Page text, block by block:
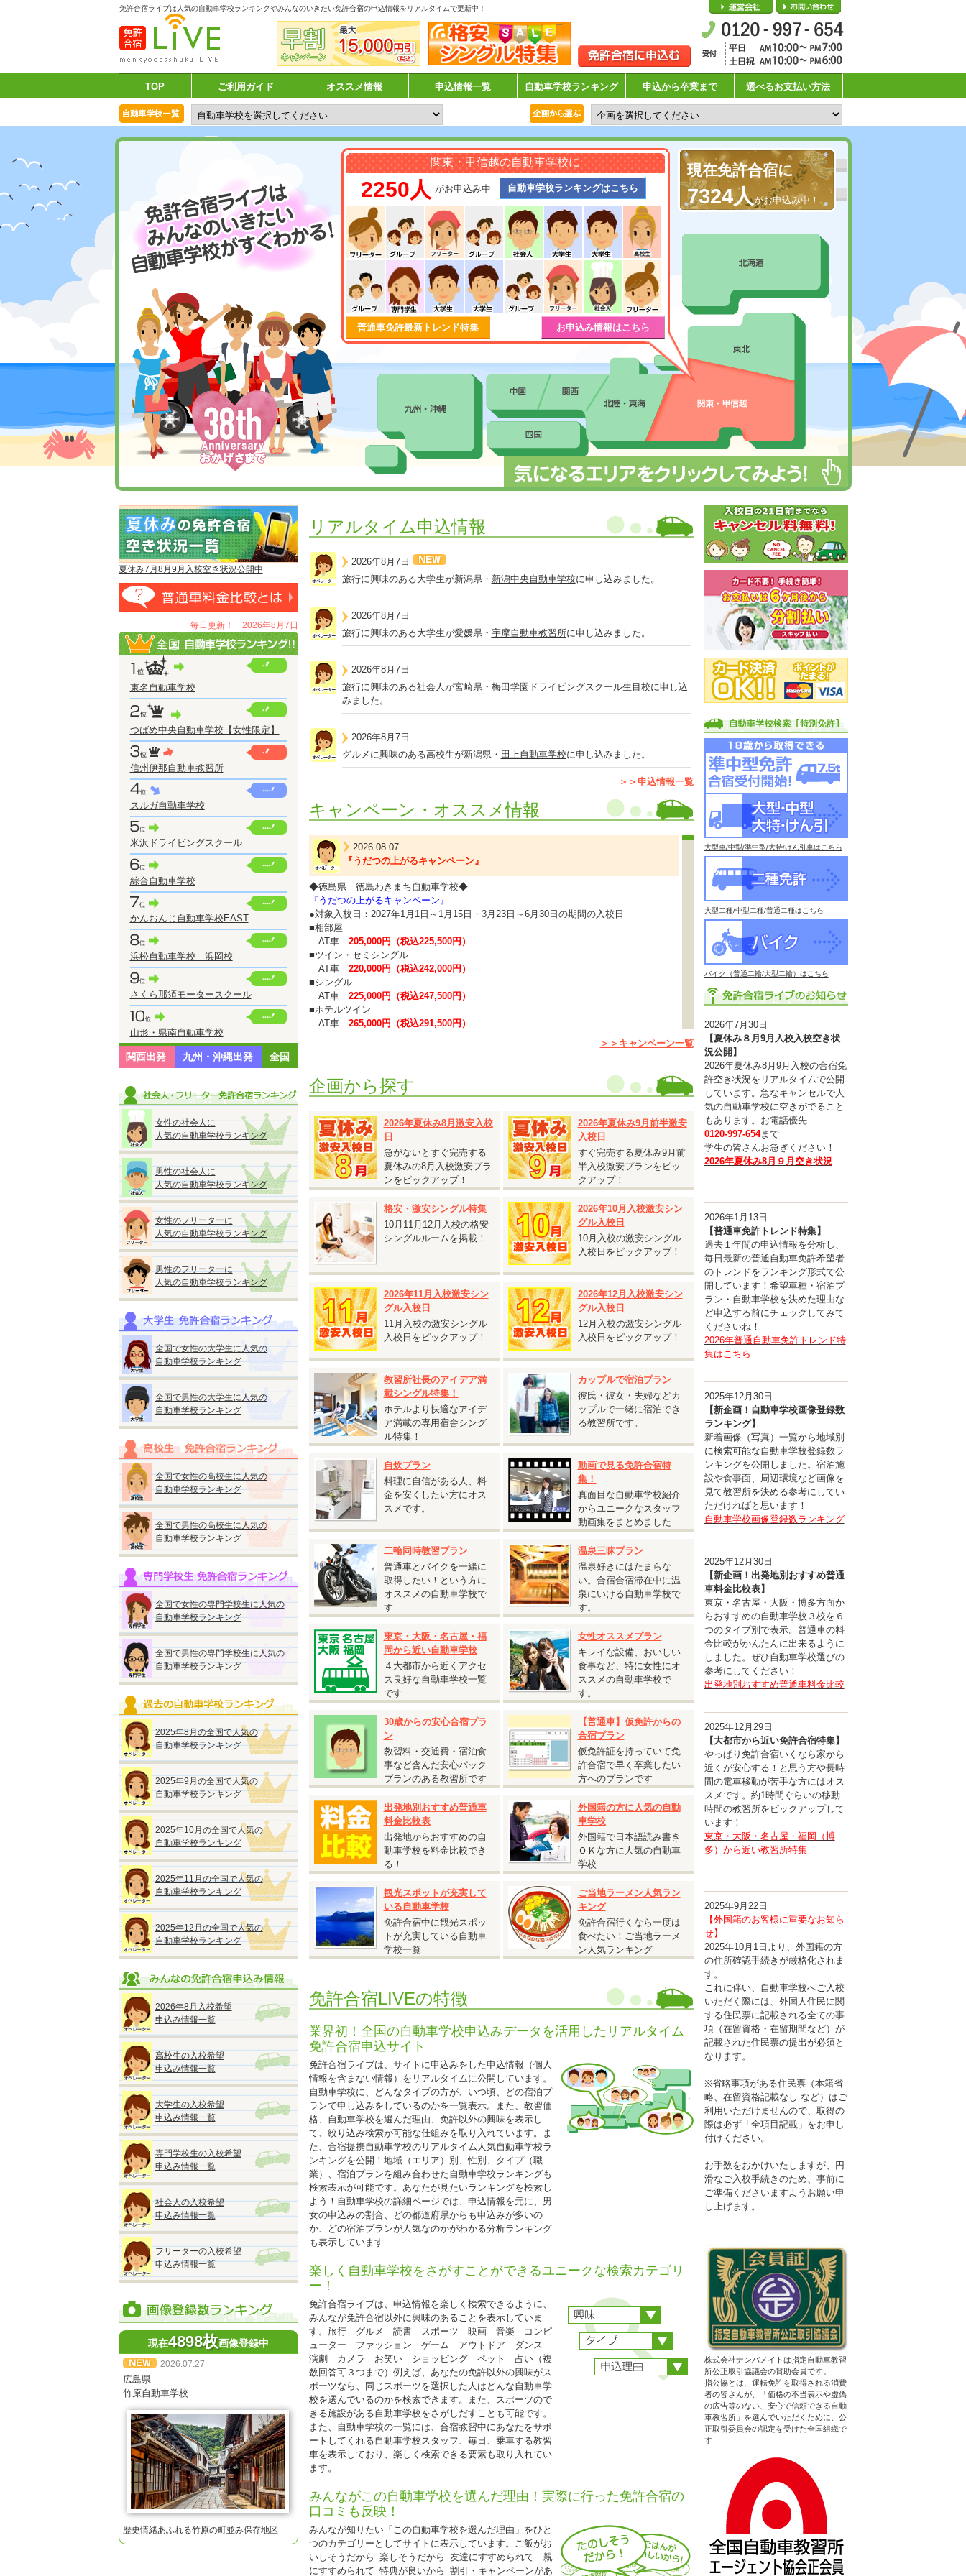
免許合宿ライブは人気の自動車学校ランキングやみんなのいきたい免許合宿の申込情報をリアルタイムで更新中！ 会社概要
TOP ご利用ガイド オススメ情報 申込情報一覧 自動車学校ランキング 申込から卒業まで 選べるお支払い方法
関東・甲信越の自動車学校に
2250人 がお申込み中 自動車学校ランキングはこちら
普通車免許最新トレンド特集 お申込み情報はこちら
現在免許合宿に
7324人がお申込み中！
夏休み7月8月9月入校空き状況公開中
毎日更新！ 2026年8月7日
東名自動車学校
つばめ中央自動車学校【女性限定】
信州伊那自動車教習所
スルガ自動車学校
米沢ドライビングスクール
綜合自動車学校
かんおんじ自動車学校EAST
浜松自動車学校 浜岡校
さくら那須モータースクール
山形・県南自動車学校
関西出発 九州・沖縄出発 全国
女性の社会人に
人気の自動車学校ランキング
男性の社会人に
人気の自動車学校ランキング
女性のフリーターに
人気の自動車学校ランキング
男性のフリーターに
人気の自動車学校ランキング
全国で女性の大学生に人気の
自動車学校ランキング
全国で男性の大学生に人気の
自動車学校ランキング
全国で女性の高校生に人気の
自動車学校ランキング
全国で男性の高校生に人気の
自動車学校ランキング
全国で女性の専門学校生に人気の
自動車学校ランキング
全国で男性の専門学校生に人気の
自動車学校ランキング
2025年8月の全国で人気の
自動車学校ランキング
2025年9月の全国で人気の
自動車学校ランキング
2025年10月の全国で人気の
自動車学校ランキング
2025年11月の全国で人気の
自動車学校ランキング
2025年12月の全国で人気の
自動車学校ランキング
2026年8月入校希望
申込み情報一覧
高校生の入校希望
申込み情報一覧
大学生の入校希望
申込み情報一覧
専門学校生の入校希望
申込み情報一覧
社会人の入校希望
申込み情報一覧
フリーターの入校希望
申込み情報一覧
現在4898枚画像登録中
2026.07.27
広島県
竹原自動車学校
歴史情緒あふれる竹原の町並み保存地区
リアルタイム申込情報
2026年8月7日
旅行に興味のある大学生が新潟県・ 新潟中央自動車学校に申し込みました。
2026年8月7日
旅行に興味のある大学生が愛媛県・ 宇摩自動車教習所に申し込みました。
2026年8月7日
旅行に興味のある社会人が宮崎県・ 梅田学園ドライビングスクール生目校に申し込
みました。
2026年8月7日
グルメに興味のある高校生が新潟県・ 田上自動車学校に申し込みました。
＞＞申込情報一覧
キャンペーン・オススメ情報
2026.08.07
『うだつの上がるキャンペーン』
◆徳島県 徳島わきまち自動車学校◆
『うだつの上がるキャンペーン』
●対象入校日：2027年1月1日～1月15日・3月23日～6月30日の期間の入校日
■相部屋
AT車 205,000円（税込225,500円）
■ツイン・セミシングル
AT車 220,000円（税込242,000円）
■シングル
AT車 225,000円（税込247,500円）
■ホテルツイン
AT車265,000円（税込291,500円）
※普通二輪免許を所持されている方は、上記料金より税込5,500円引きとなります。
※グル割との併用可能です。
2026.08.06
『女性限定！個室無料キャンペーン！』
◆静岡県 掛川自動車学校◆
『女性限定！個室無料キャンペーン！』
●対象入校日：2026年10月13日～11月14日
■シングル・ツイン
AT車240,000円（税込264,000円）
MT車280,000円（税込308,000円）
※女性限定のキャンペーンです。
※相部屋料金でシングルまたはツインをご利用いただけます。
※グル割との併用が可能です。
※保証内容・往復交通費支給額は通常プランと同じです。
◆仮免許申請交付料金は別途必要です。
2026.08.03
『鳥取砂丘へ行くチャンス！人気の鳥取県 校内寮限定キャンペーン』
◆鳥取県 東雲学園イナバ自動車学校◆
『鳥取砂丘へ行くチャンス！人気の鳥取県 校内寮限定キャンペーン』
●対象入校日：9月21日～10月31日のすべての入校日
■校内寮ツイン
AT車 税込233,200円 ⇒税込225,500円
■校内寮シングル・シングルユース
AT車 税込238,700円 ⇒
ス）。あらかじめご了承ください。
MT車をご希望の方は税込55,000円アップ
普通二輪免許を所持されている方は税込11,000円引
※保証内容・往復交通費支給額は通常プランと同様です。
※2人部屋または4人部屋の貸切利用となる場合がございます。あらかじめご了承くださ
い。
『期間限定割引 普通AT車 5,000円割引キャンペーン』
◆広島県 竹原自動車学校◆
『期間限定割引 普通AT車 5,000円割引キャンペーン』
●受付開始日：2026年7月27日から
入校日：9月13日～10月31日の期間の入校日は 税込5,000円割引！
【女性の方必見！女性割と併用で最大割引あり】
●入校日：9月13日～9月19日の期間の入校は
最大税込10,000円割引！
●入校日：9月20日～10月31日の期間の入校は
最大税込15,000円割引！
『自炊シングルおすすめ入校日』
◆静岡県 静岡菊川自動車学校◆
『自炊シングルおすすめ入校日』
●入校日：9月22日～12月14日の期間内の入校日
■自炊シングル
※自動二輪免許所持も同料金となります。
◆仮免許申請交付料金は別途必要です。
2026.05.08
『25歳以下限定 校内宿舎入校日限定キャンペーン！』
◆香川県 かがわ自動車学校◆
『25歳以下限定 校内宿舎入校日限定キャンペーン！』
●入校日
AT車：6月10日・17日、7月8日、10月7日・14日、11月11日・18日
MT車：6月8日・15日、7月6日、10月5日・12日、11月9日・16日
■ツイン（バス・トイレ付）
AT車220,000円（税込242,000円）
MT車247,000円（税込271,700円）
■シングル（バス・トイレ付）
AT車220,000
円（税込242,000円）
MT車247,000円（税込271,700円）
※保証内容は通常プランと同じです。
※グループ割引との併用はできません。
※25歳以下の方限定となります。
※普通二輪免許を所持されている方は税込22,000円引
2026.04.21
『人気のドライビングスクール那珂 入校日限定特割』
◆茨城県 ドライビングスクール那珂◆
『人気のドライビングスクール那珂 入校日限定特割』
25歳以下限定キャンペーン
●入校日：2026年4月10日～7月15日、9月20日～12月31日の期間中の入校日
■自炊シングル・自炊ツイン・自炊トリプル（女性は校内宿舎ソレイユ利用、男性はエリ
オント利用）
235,000円（税込258,500円）
MT車⇒285,000円（税込313,500円）
★25歳以下の学生の方は、上記料金から更に税込11,000円引き!(学生証の持参要)
※普通二輪免許所持の場合も同様の料金です。
※技能教習・技能検定・宿泊食事の保証内容は通常プランと同様です。
＞＞キャンペーン一覧
企画から探す
2026年夏休み8月激安入校
日
急がないとすぐ完売する
夏休みの8月入校激安プラ
ンをピックアップ！
2026年夏休み9月前半激安
入校日
すぐ完売する夏休み9月前
半入校激安プランをピッ
クアップ！
格安・激安シングル特集
10月11月12月入校の格安
シングルルームを掲載！
2026年10月入校激安シン
グル入校日
10月入校の激安シングル
入校日をピックアップ！
2026年11月入校激安シン
グル入校日
11月入校の激安シングル
入校日をピックアップ！
2026年12月入校激安シン
グル入校日
12月入校の激安シングル
入校日をピックアップ！
教習所社長のアイデア満
載シングル特集！
ホテルより快適なアイデ
ア満載の専用宿舎シング
ル特集！
カップルで宿泊プラン
彼氏・彼女・夫婦などカ
ップルで一緒に宿泊でき
る教習所です。
自炊プラン
料理に自信がある人、料
金を安くしたい方にオス
スメです。
動画で見る免許合宿特
集！
真面目な自動車学校紹介
からユニークなスタッフ
動画集をまとめました
二輪同時教習プラン
普通車とバイクを一緒に
取得したい！という方に
オススメの自動車学校で
す
温泉三昧プラン
温泉好きにはたまらな
い。合宿合宿滞在中に温
泉にいける自動車学校で
す。
東京・大阪・名古屋・福
岡から近い自動車学校
４大都市から近くアクセ
ス良好な自動車学校一覧
です
女性オススメプラン
キレイな設備、おいしい
食事など、特に女性にオ
ススメの自動車学校で
す。
30歳からの安心合宿プラ
ン
教習料・交通費・宿泊食
事など含んだ安心パック
プランのある教習所です
【普通車】仮免許からの
合宿プラン
仮免許証を持っていて免
許合宿で早く卒業したい
方へのプランです
出発地別おすすめ普通車
料金比較表
出発地からおすすめの自
動車学校を料金比較でき
る！
外国籍の方に人気の自動
車学校
外国籍で日本語読み書き
ＯＫな方に人気の自動車
学校
観光スポットが充実して
いる自動車学校
免許合宿中に観光スポッ
トが充実している自動車
学校一覧
ご当地ラーメン人気ラン
キング
免許合宿行くなら一度は
食べたい！ご当地ラーメ
ン人気ランキング
免許合宿LIVEの特徴
業界初！全国の自動車学校申込みデータを活用したリアルタイム
免許合宿申込サイト
免許合宿ライブは、サイトに申込みをした申込情報（個人
情報を含まない情報）をリアルタイムに公開しています。
自動車学校に、どんなタイプの方が、いつ頃、どの宿泊プ
ランで申し込みをしているのかを一覧表示。また、教習価
格、自動車学校を選んだ理由、免許以外の興味を表示し
て、絞り込み検索が可能な仕組みを取り入れています。ま
た、合宿提携自動車学校のリアルタイム人気自動車学校ラ
ンキングを公開！地域（エリア）別、性別、タイプ（職
業）、宿泊プランを組み合わせた自動車学校ランキングも
検索表示が可能です。あなたが見たいランキングを検索し
よう！自動車学校の詳細ページでは、申込情報を元に、男
女の申込みの割合、どの都道府県からも申込みが多いの
か、どの宿泊プランが人気なのかがわかる分析ランキング
も表示しています
楽しく自動車学校をさがすことができるユニークな検索カテゴリ
ー！
免許合宿ライブは、申込情報を楽しく検索できるように、
みんなが免許合宿以外に興味のあることを表示していま
す。旅行 グルメ 読書 スポーツ 映画 音楽 コンピ
ューター ファッション ゲーム アウトドア ダンス
演劇 カメラ お笑い ショッピング ペット 占い（複
数回答可３つまで）例えば、あなたの免許以外の興味がス
ポーツなら、同じスポーツを選択した人はどんな自動車学
校を選んでいるのかを検索できます。また、スポーツので
きる施設がある自動車学校をさがしだすことも可能です。
また、自動車学校の一覧には、合宿教習中にあなたをサポ
ートしてくれる自動車学校スタッフ、毎日、乗車する教習
車を表示しており、楽しく検索できる要素も取り入れてい
ます。
みんながこの自動車学校を選んだ理由！実際に行った免許合宿の
口コミも反映！
みんなが知りたい「この自動車学校を選んだ理由」をひと
つのカテゴリーとしてサイトに表示しています。ご飯がお
いしそうだから 楽しそうだから 友達にすすめられて 親
にすすめられて 特典が良いから 割引・キャンペーンがあ
大型車/中型/準中型/大特/けん引車はこちら
大型二種/中型二種/普通二種はこちら
バイク（普通二輪/大型二輪）はこちら
2026年7月30日
【夏休み８月9月入校入校空き状
況公開】
2026年夏休み8月9月入校の合宿免
許空き状況をリアルタイムで公開
しています。急なキャンセルで人
気の自動車学校に空きがでること
もあります。お電話優先
0120-997-654まで
学生の皆さんお急ぎください！
2026年夏休み8月９月空き状況
2026年1月13日
【普通車免許トレンド特集】
過去１年間の申込情報を分析し、
毎日最新の普通自動車免許希望者
のトレンドをランキング形式で公
開しています！希望車種・宿泊プ
ラン・自動車学校を決めた理由な
ど申込する前にチェックしてみて
くださいね！
2026年普通自動車免許トレンド特
集はこちら
2025年12月30日
【新企画！自動車学校画像登録数
ランキング】
新着画像（写真）一覧から地域別
に検索可能な自動車学校登録数ラ
ンキングを公開しました。宿泊施
設や食事面、周辺環境など画像を
見て教習所を決める参考にしてい
ただければと思います！
自動車学校画像登録数ランキング
2025年12月30日
【新企画！出発地別おすすめ普通
車料金比較表】
東京・名古屋・大阪・博多方面か
らおすすめの自動車学校３校を６
つのタイプ別で表示。普通車の料
金比較がかんたんに出来るように
しました。ぜひ自動車学校選びの
参考にしてください！
出発地別おすすめ普通車料金比較
2025年12月29日
【大都市から近い免許合宿特集】
やっぱり免許合宿いくなら家から
近くが安心する！と思う方や長時
間の電車移動が苦手な方にはオス
スメです。約1時間ぐらいの移動
時間の教習所をピックアップして
います！
東京・大阪・名古屋・福岡（博
多）から近い教習所特集
2025年9月22日
【外国籍のお客様に重要なお知ら
せ】
2025年10月1日より、外国籍の方
の住所確認手続きが厳格化されま
す。
これに伴い、自動車学校へご入校
いただく際には、外国人住民に関
する住民票に記載される全ての事
項（在留資格・在留期間など）が
記載された住民票の提出が必須と
なります。
※省略事項がある住民票（本籍省
略、在留資格記載なし など）はご
利用いただけませんので、取得の
際は必ず「全項目記載」をお申し
付けください。
お手数をおかけいたしますが、円
滑なご入校手続きのため、事前に
ご準備くださいますようお願い申
し上げます。
株式会社ナンバメイトは指定自動車教習
所公正取引協議会の賛助会員です。
指公協とは、運転免許を取得される消費
者の皆さんが、「価格の不当表示や虚偽
の広告等のない、安心で信頼できる自動
車教習所」を選んでいただくために、公
正取引委員会の認定を受けた全国組織で
す